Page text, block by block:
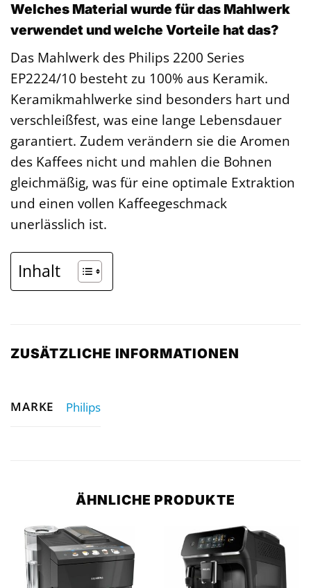
Welches Material wurde für das Mahlwerk
verwendet und welche Vorteile hat das?
Das Mahlwerk des Philips 2200 Series
EP2224/10 besteht zu 100% aus Keramik.
Keramikmahlwerke sind besonders hart und
verschleißfest, was eine lange Lebensdauer
garantiert. Zudem verändern sie die Aromen
des Kaffees nicht und mahlen die Bohnen
gleichmäßig, was für eine optimale Extraktion
und einen vollen Kaffeegeschmack
unerlässlich ist.
Inhalt
ZUSÄTZLICHE INFORMATIONEN
MARKE Philips
ÄHNLICHE PRODUKTE